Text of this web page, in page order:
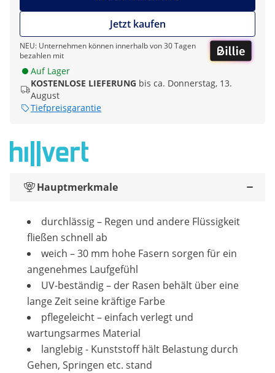
Jetzt kaufen
NEU: Unternehmen können innerhalb von 30 Tagen
bezahlen mit
Auf Lager
KOSTENLOSE LIEFERUNG bis ca. Donnerstag, 13.
August
Tiefpreisgarantie
Hauptmerkmale
durchlässig – Regen und andere Flüssigkeit
fließen schnell ab
weich – 30 mm hohe Fasern sorgen für ein
angenehmes Laufgefühl
UV-beständig – der Rasen behält über eine
lange Zeit seine kräftige Farbe
pflegeleicht – einfach verlegt und
wartungsarmes Material
langlebig - Kunststoff hält Belastung durch
Gehen, Springen etc. stand